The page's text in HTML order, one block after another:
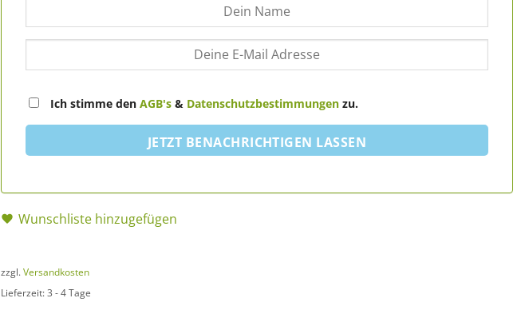
Ich stimme den AGB's & Datenschutzbestimmungen zu.
JETZT BENACHRICHTIGEN LASSEN
Wunschliste hinzugefügen
zzgl. Versandkosten
Lieferzeit: 3 - 4 Tage